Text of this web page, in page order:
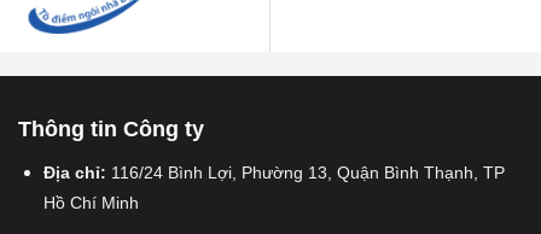
Thông tin Công ty
Địa chỉ: 116/24 Bình Lợi, Phường 13, Quận Bình Thạnh, TP
Hồ Chí Minh